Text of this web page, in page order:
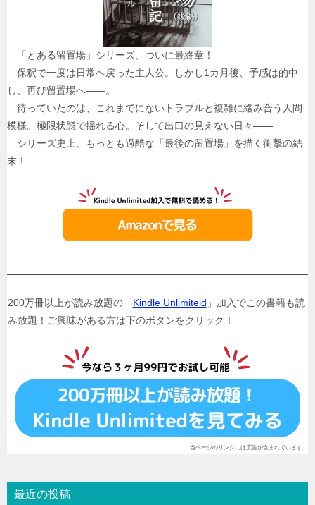
「とある留置場」シリーズ、ついに最終章！
保釈で一度は日常へ戻った主人公。しかし1カ月後、予感は的中
し、再び留置場へ――。
待っていたのは、これまでにないトラブルと複雑に絡み合う人間
模様。極限状態で揺れる心。そして出口の見えない日々――
シリーズ史上、もっとも過酷な「最後の留置場」を描く衝撃の結
末！
200万冊以上が読み放題の「 Kindle Unlimiteld 」加入でこの書籍も読
み放題！ご興味がある方は下のボタンをクリック！
当ページのリンクには広告が含まれています。
最近の投稿